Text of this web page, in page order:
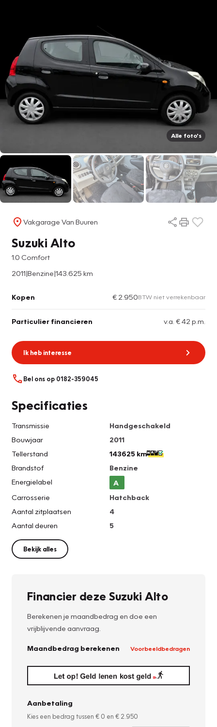
Alle foto's
Vakgarage Van Buuren
Suzuki Alto
1.0 Comfort
2011|Benzine|143.625 km
Kopen € 2.950BTW niet verrekenbaar
Particulier financieren v.a. € 42 p.m.
Ik heb interesse
Bel ons op 0182-359045
Specificaties
Transmissie
Handgeschakeld
Bouwjaar
2011
Tellerstand
143625 km
Brandstof
Benzine
Energielabel
A
Carrosserie
Hatchback
Aantal zitplaatsen
4
Aantal deuren
5
Bekijk alles
Financier deze Suzuki Alto
Berekenen je maandbedrag en doe een
vrijblijvende aanvraag.
Maandbedrag berekenen Voorbeeldbedragen
Aanbetaling
Kies een bedrag tussen € 0 en € 2.950